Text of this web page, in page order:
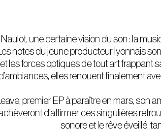
Naulot, une certaine vision du son : la
notes du jeune producteur lyonnais
et les forces optiques de tout art frappant
elles renouent finalement
premier EP à paraître en mars, son
d’affirmer ces singulières
sonore et le rêve éveillé,